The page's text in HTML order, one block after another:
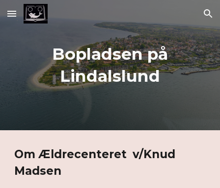
Skip to main content Skip to navigation
Bopladsen på
Lindalslund
Om Ældrecenteret v/Knud
Madsen